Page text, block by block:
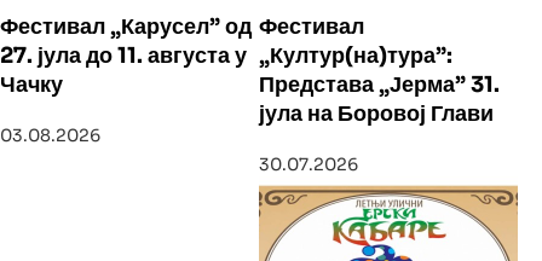
Фестивал „Карусел” од
27. јула до 11. августа у
Чачку
03.08.2026
Фестивал
„Култур(на)тура”:
Представа „Јерма” 31.
јула на Боровој Глави
30.07.2026